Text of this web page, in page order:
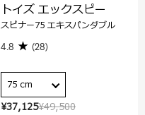
¥49,500
¥37,125
トイズ エックスピー
スピナー75 エキスパンダブル
4.8 (28)
75 cm